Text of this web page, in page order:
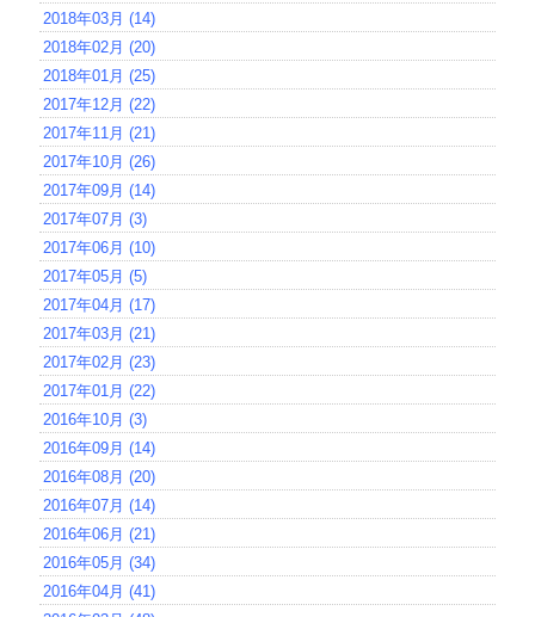
2018年03月 (14)
2018年02月 (20)
2018年01月 (25)
2017年12月 (22)
2017年11月 (21)
2017年10月 (26)
2017年09月 (14)
2017年07月 (3)
2017年06月 (10)
2017年05月 (5)
2017年04月 (17)
2017年03月 (21)
2017年02月 (23)
2017年01月 (22)
2016年10月 (3)
2016年09月 (14)
2016年08月 (20)
2016年07月 (14)
2016年06月 (21)
2016年05月 (34)
2016年04月 (41)